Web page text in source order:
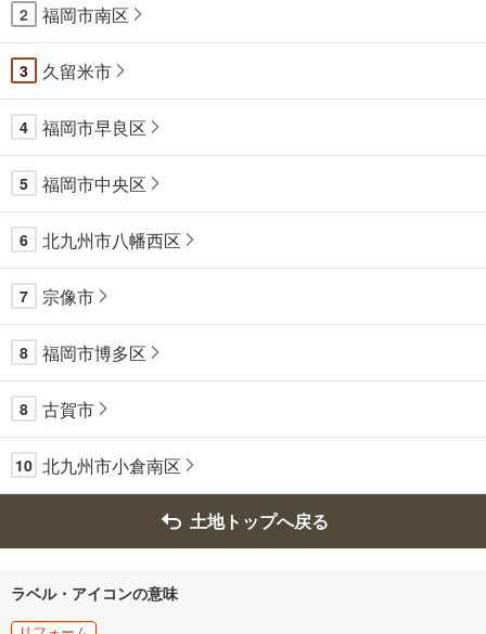
2 福岡市南区
3 久留米市
4 福岡市早良区
5 福岡市中央区
6 北九州市八幡西区
7 宗像市
8 福岡市博多区
8 古賀市
10 北九州市小倉南区
土地トップへ戻る
ラベル・アイコンの意味